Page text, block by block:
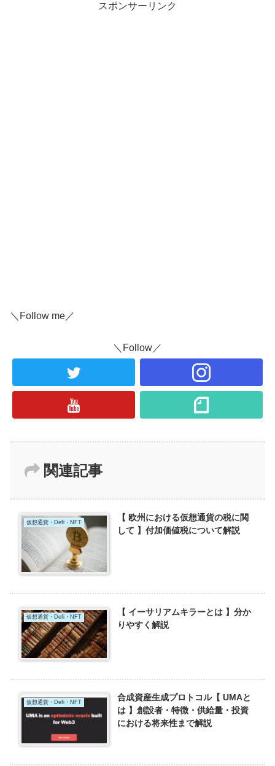
スポンサーリンク
＼Follow me／
＼Follow／
関連記事
仮想通貨・Defi・NFT
【 欧州における仮想通貨の税に関
して 】付加価値税について解説
仮想通貨・Defi・NFT
【 イーサリアムキラーとは 】分か
りやすく解説
仮想通貨・Defi・NFT
合成資産生成プロトコル【 UMAと
は 】創設者・特徴・供給量・投資
における将来性まで解説